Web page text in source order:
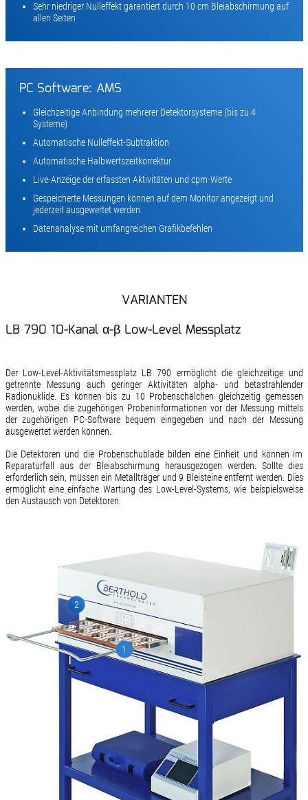
Sehr niedriger Nulleffekt garantiert durch 10 cm Bleiabschirmung auf
allen Seiten
PC Software: AMS
Gleichzeitige Anbindung mehrerer Detektorsysteme (bis zu 4
Systeme)
Automatische Nulleffekt-Subtraktion
Automatische Halbwertszeitkorrektur
Live-Anzeige der erfassten Aktivitäten und cpm-Werte
Gespeicherte Messungen können auf dem Monitor angezeigt und
jederzeit ausgewertet werden.
Datenanalyse mit umfangreichen Grafikbefehlen
VARIANTEN
LB 790 10-Kanal α-β Low-Level Messplatz
Der Low-Level-Aktivitätsmessplatz LB 790 ermöglicht die gleichzeitige und
getrennte Messung auch geringer Aktivitäten alpha- und betastrahlender
Radionuklide. Es können bis zu 10 Probenschälchen gleichzeitig gemessen
werden, wobei die zugehörigen Probeninformationen vor der Messung mittels
der zugehörigen PC-Software bequem eingegeben und nach der Messung
ausgewertet werden können.
Die Detektoren und die Probenschublade bilden eine Einheit und können im
Reparaturfall aus der Bleiabschirmung herausgezogen werden. Sollte dies
erforderlich sein, müssen ein Metallträger und 9 Bleisteine entfernt werden. Dies
ermöglicht eine einfache Wartung des Low-Level-Systems, wie beispielsweise
den Austausch von Detektoren.
1
2